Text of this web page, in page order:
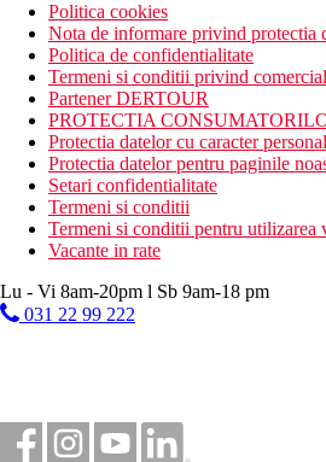
Politica cookies
Nota de informare privind protectia
Politica de confidentialitate
Termeni si conditii privind
Partener DERTOUR
PROTECTIA
Protectia datelor cu caracter personal
Protectia datelor pentru paginile
Setari confidentialitate
Termeni si conditii
Termeni si conditii pentru utilizarea
Vacante in rate
Lu - Vi 8am-20pm l Sb 9am-18 pm
031 22 99 222